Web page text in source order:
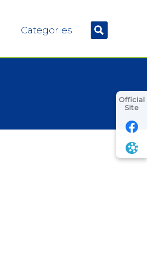
Categories
Official
Site